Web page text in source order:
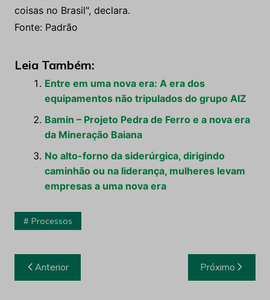
coisas no Brasil", declara.
Fonte: Padrão
Leia Também:
Entre em uma nova era: A era dos
equipamentos não tripulados do grupo AIZ
Bamin – Projeto Pedra de Ferro e a nova era
da Mineração Baiana
No alto-forno da siderúrgica, dirigindo
caminhão ou na liderança, mulheres levam
empresas a uma nova era
Processos
Navegação
de
Anterior Próximo